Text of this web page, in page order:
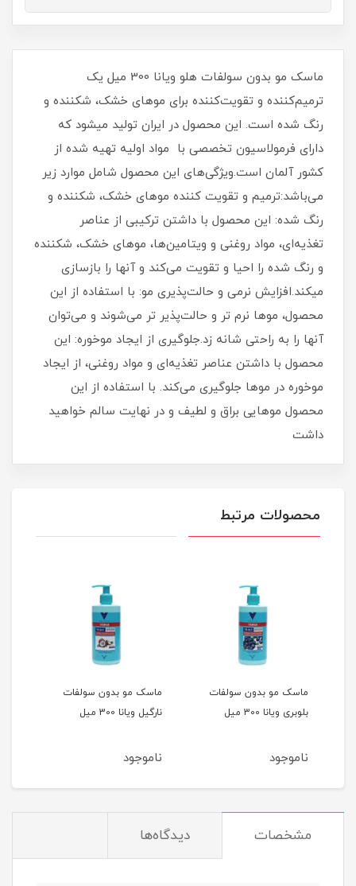
ماسک مو بدون سولفات هلو ویانا 300 میل یک
ترمیم‌کننده و تقویت‌کننده برای موهای خشک، شکننده و
رنگ شده است. این محصول در ایران تولید میشود که
دارای فرمولاسیون تخصصی با مواد اولیه تهیه شده از
کشور آلمان است.ویژگی‌های این محصول شامل موارد زیر
می‌باشد:ترمیم و تقویت کننده موهای خشک، شکننده و
رنگ شده: این محصول با داشتن ترکیبی از عناصر
تغذیه‌ای، مواد روغنی و ویتامین‌ها، موهای خشک، شکننده
و رنگ شده را احیا و تقویت می‌کند و آنها را بازسازی
میکند.افزایش نرمی و حالت‌پذیری مو: با استفاده از این
محصول، موها نرم تر و حالت‌پذیر تر می‌شوند و می‌توان
آنها را به راحتی شانه زد.جلوگیری از ایجاد موخوره: این
محصول با داشتن عناصر تغذیه‌ای و مواد روغنی، از ایجاد
موخوره در موها جلوگیری می‌کند. با استفاده از این
محصول موهایی براق و لطیف و در نهایت سالم خواهید
داشت
محصولات مرتبط
ماسک مو بدون سولفات
بلوبری ویانا 300 میل
ناموجود
ماسک مو بدون سولفات
نارگیل ویانا 300 میل
ناموجود
مشخصات دیدگاه‌ها